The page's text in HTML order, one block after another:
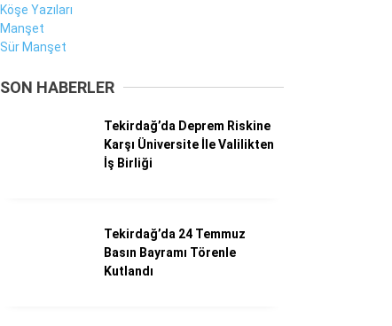
Köşe Yazıları
Manşet
Sür Manşet
SON HABERLER
Tekirdağ’da Deprem Riskine
Karşı Üniversite İle Valilikten
İş Birliği
Tekirdağ’da 24 Temmuz
Basın Bayramı Törenle
Kutlandı